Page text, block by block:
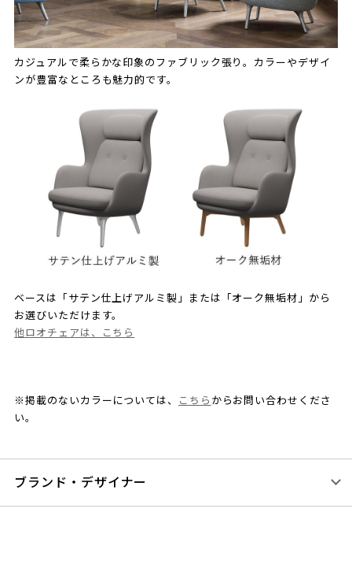
カジュアルで柔らかな印象のファブリック張り。カラーやデザイ
ンが豊富なところも魅力的です。
ベースは「サテン仕上げアルミ製」または「オーク無垢材」から
お選びいただけます。
他ロオチェアは、こちら
※掲載のないカラーについては、 こちら からお問い合わせくださ
い。
ブランド・デザイナー